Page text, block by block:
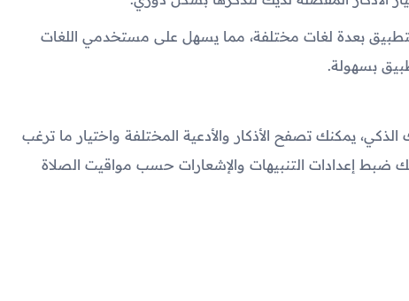
بعدة لغات مختلفة، مما يسهل على مستخدمي اللغات
بسهولة.
يمكنك تصفح الأذكار والأدعية المختلفة واختيار ما ترغب
ضبط إعدادات التنبيهات والإشعارات حسب مواقيت الصلاة